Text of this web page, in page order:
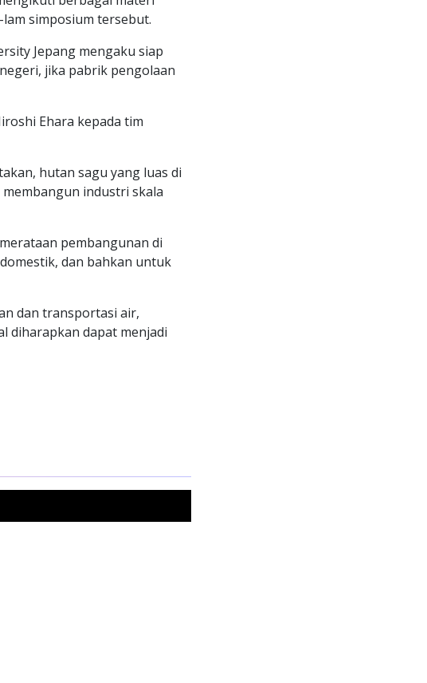
simposium tersebut.
Jepang mengaku siap
jika pabrik pengolaan
Ehara kepada tim
hutan sagu yang luas di
industri skala
pembangunan di
dan bahkan untuk
dan transportasi air,
diharapkan dapat menjadi